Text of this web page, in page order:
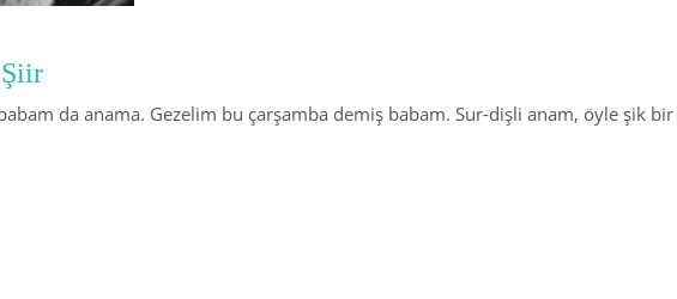
da anama. Gezelim bu çarşamba demiş babam. Sur-dişli anam, öyle şik